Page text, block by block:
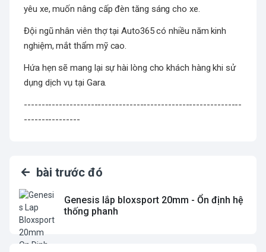
yêu xe, muốn nâng cấp đèn tăng sáng cho xe.
Đội ngũ nhân viên thợ tại Auto365 có nhiều năm kinh
nghiệm, mắt thẩm mỹ cao.
Hứa hẹn sẽ mang lại sự hài lòng cho khách hàng khi sử
dụng dịch vụ tại Gara.
--------------------------------------------------------------
----------------
bài trước đó
Genesis lắp bloxsport 20mm - Ổn định hệ
thống phanh